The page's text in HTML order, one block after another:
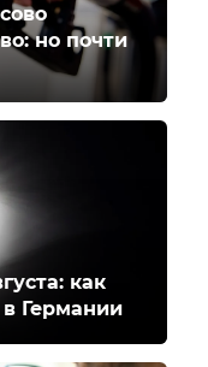
но почти
как
Германии